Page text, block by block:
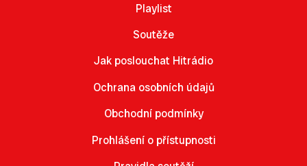
Playlist
Soutěže
Jak poslouchat Hitrádio
Ochrana osobních údajů
Obchodní podmínky
Prohlášení o přístupnosti